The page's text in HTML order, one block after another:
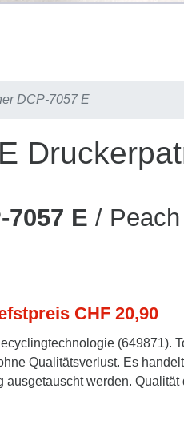
DCP-7057 E
7057 E / Peach
CHF 20,90
(649871).
Qualitätsverlust. Es
werden. Qualität